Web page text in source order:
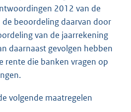
2012 van de
de beoordeling daarvan door
van de jaarrekening
daarnaast gevolgen hebben
rente die banken vragen op
volgende maatregelen